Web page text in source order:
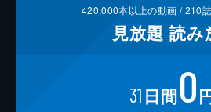
420,000本以上の動画 /210
見放題 読み
31 日間0